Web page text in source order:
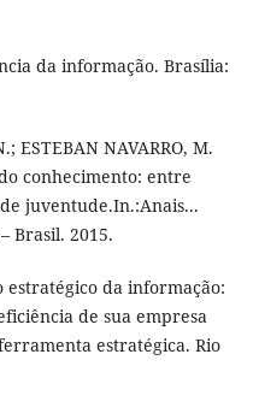
da informação. Brasília:
ESTEBAN NAVARRO, M.
conhecimento: entre
juventude.In.:Anais...
Brasil. 2015.
estratégico da informação:
de sua empresa
estratégica. Rio